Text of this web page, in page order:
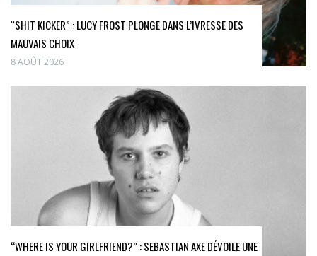
“SHIT KICKER” : LUCY FROST PLONGE DANS L’IVRESSE DES
MAUVAIS CHOIX
8 AOÛT 2026
“WHERE IS YOUR GIRLFRIEND?” : SEBASTIAN AXE DÉVOILE UNE